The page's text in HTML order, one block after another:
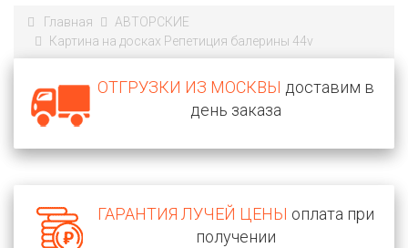
Главная
АВТОРСКИЕ
Картина на досках Репетиция балерины 44v
ОТГРУЗКИ ИЗ МОСКВЫ доставим в
день заказа
ГАРАНТИЯ ЛУЧЕЙ ЦЕНЫ оплата при
получении